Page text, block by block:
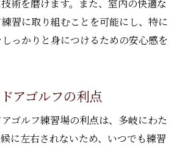
術を磨けます。また、室内の快適な
習に取り組むことを可能にし、特に
っかりと身につけるための安心感を
アゴルフの利点
ゴルフ練習場の利点は、多岐にわた
に左右されないため、いつでも練習